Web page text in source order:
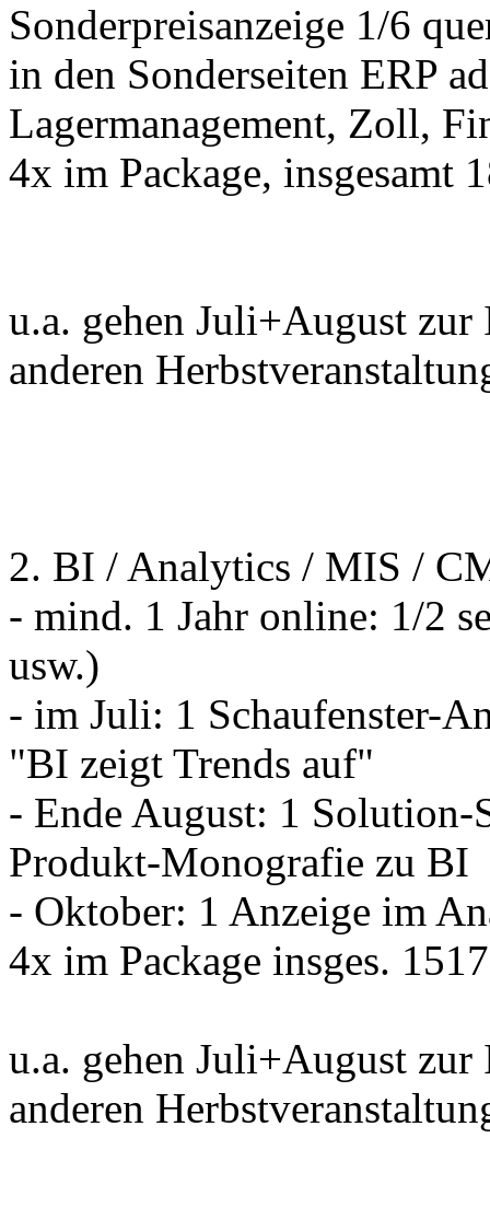
Sonderpreisanzeige 1/6
in den Sonderseiten ERP
Lagermanagement, Zoll,
4x im Package, insgesamt
u.a. gehen Juli+August
anderen
2. BI / Analytics / MIS /
- mind. 1 Jahr online: 1/2
usw.)
- im Juli: 1 Schaufenster-
"BI zeigt Trends auf"
- Ende August: 1
Produkt-Monografie zu BI
- Oktober: 1 Anzeige im
4x im Package insges.
u.a. gehen Juli+August
anderen